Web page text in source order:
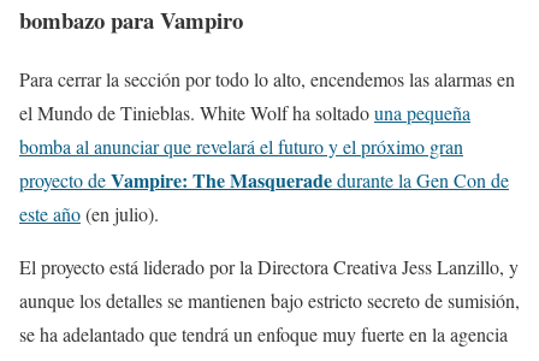
bombazo para Vampiro
Para cerrar la sección por todo lo alto, encendemos las alarmas en
el Mundo de Tinieblas. White Wolf ha soltadouna pequeña
bomba al anunciar que revelará el futuro y el próximo gran
proyecto deVampire: The Masqueradedurante la Gen Con de
este año(en julio).
El proyecto está liderado por la Directora Creativa Jess Lanzillo, y
aunque los detalles se mantienen bajo estricto secreto de sumisión,
se ha adelantado que tendrá un enfoque muy fuerte en la agencia